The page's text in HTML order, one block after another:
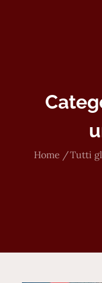
Home Tutti